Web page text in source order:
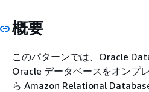
概要
このパターンでは、Oracle
Oracle データベースをオンプ
ら Amazon Relational